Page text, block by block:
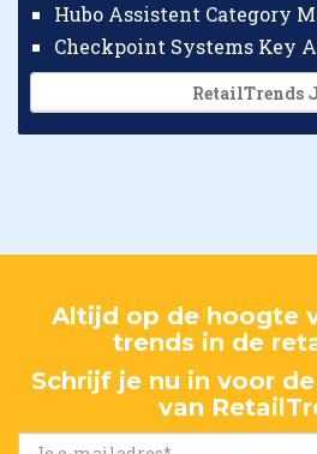
Hubo Assistent Category
RetailTrends
Altijd op de hoogte
trends in de
Schrijf je nu in voor
van